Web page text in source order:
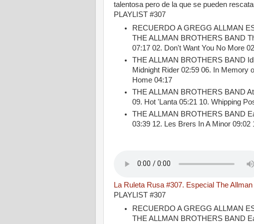
talentosa pero de la que se pueden
PLAYLIST #307
RECUERDO A GREGG ALLMAN
THE ALLMAN BROTHERS BAND
07:17 02. Don't Want You No More
THE ALLMAN BROTHERS BAND
Midnight Rider 02:59 06. In Memory
Home 04:17
THE ALLMAN BROTHERS BAND
09. Hot 'Lanta 05:21 10. Whipping
THE ALLMAN BROTHERS BAND
03:39 12. Les Brers In A Minor 09:02
La Ruleta Rusa #307. Especial The
PLAYLIST #307
RECUERDO A GREGG ALLMAN
THE ALLMAN BROTHERS BAND